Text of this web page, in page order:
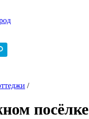
/
посёлке